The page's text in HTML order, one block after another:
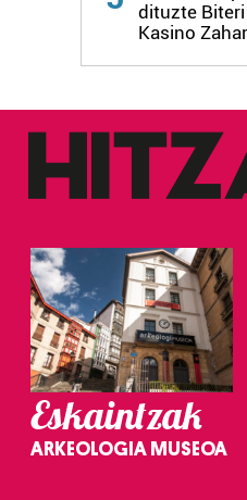
fitxategiak erabiltzen ditu.
zerbitzuak hobetzeko
baliatzen gara. Ohar hau
dituzte
Kasino
Eskaintzak
ARKEOLOGIA MUSEOA